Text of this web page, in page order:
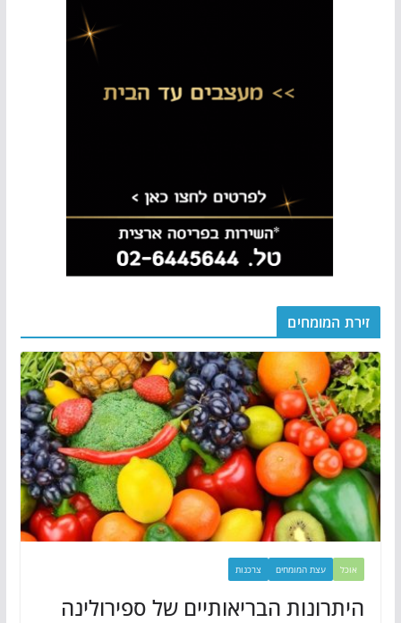
זירת המומחים
אוכל עצת המומחים צרכנות
היתרונות הבריאותיים של ספירולינה